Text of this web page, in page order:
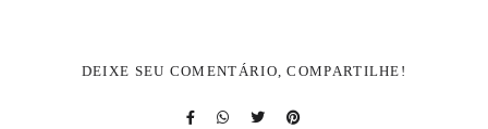
DEIXE SEU COMENTÁRIO, COMPARTILHE!